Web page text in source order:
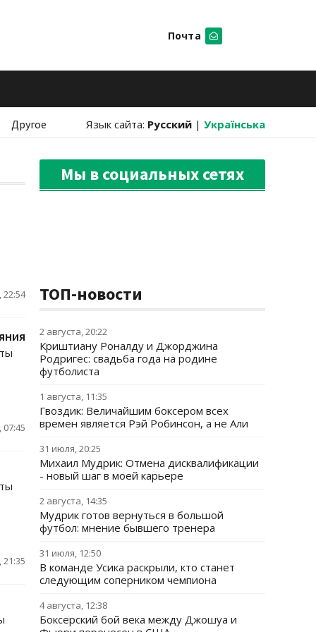
Почта
Другое Язык сайта: Русский | Українська
22:54
07:45
Мы в социальных сетях
ТОП-новости
2 августа, 20:22
Криштиану Роналду и Джорджина
Родригес: свадьба года на родине
футболиста
1 августа, 11:35
Гвоздик: Величайшим боксером всех
времен является Рэй Робинсон, а не Али
31 июля, 20:25
Михаил Мудрик: Отмена дисквалификации
- новый шаг в моей карьере
2 августа, 14:35
Мудрик готов вернуться в большой
футбол: мнение бывшего тренера
31 июля, 12:50
В команде Усика раскрыли, кто станет
следующим соперником чемпиона
4 августа, 12:38
Боксерский бой века между Джошуа и